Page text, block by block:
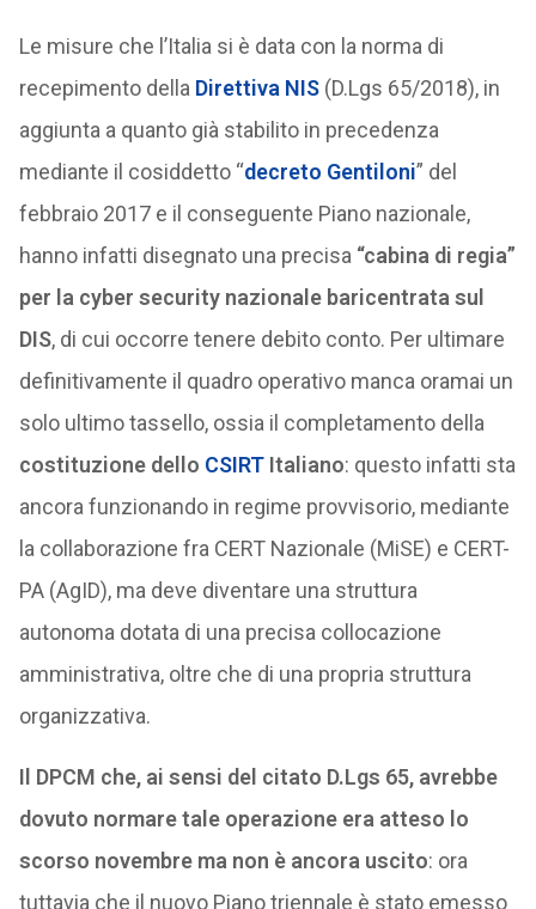
Le misure che l’Italia si è data con la norma di
recepimento della Direttiva NIS(D.Lgs 65/2018), in
aggiunta a quanto già stabilito in precedenza
mediante il cosiddetto “decreto Gentiloni” del
febbraio 2017 e il conseguente Piano nazionale,
hanno infatti disegnato una precisa “cabina di regia”
per la cyber security nazionale baricentrata sul
DIS, di cui occorre tenere debito conto. Per ultimare
definitivamente il quadro operativo manca oramai un
solo ultimo tassello, ossia il completamento della
costituzione dello CSIRTItaliano: questo infatti sta
ancora funzionando in regime provvisorio, mediante
la collaborazione fra CERT Nazionale (MiSE) e CERT-
PA (AgID), ma deve diventare una struttura
autonoma dotata di una precisa collocazione
amministrativa, oltre che di una propria struttura
organizzativa.
Il DPCM che, ai sensi del citato D.Lgs 65, avrebbe
dovuto normare tale operazione era atteso lo
scorso novembre ma non è ancora uscito: ora
tuttavia che il nuovo Piano triennale è stato emesso